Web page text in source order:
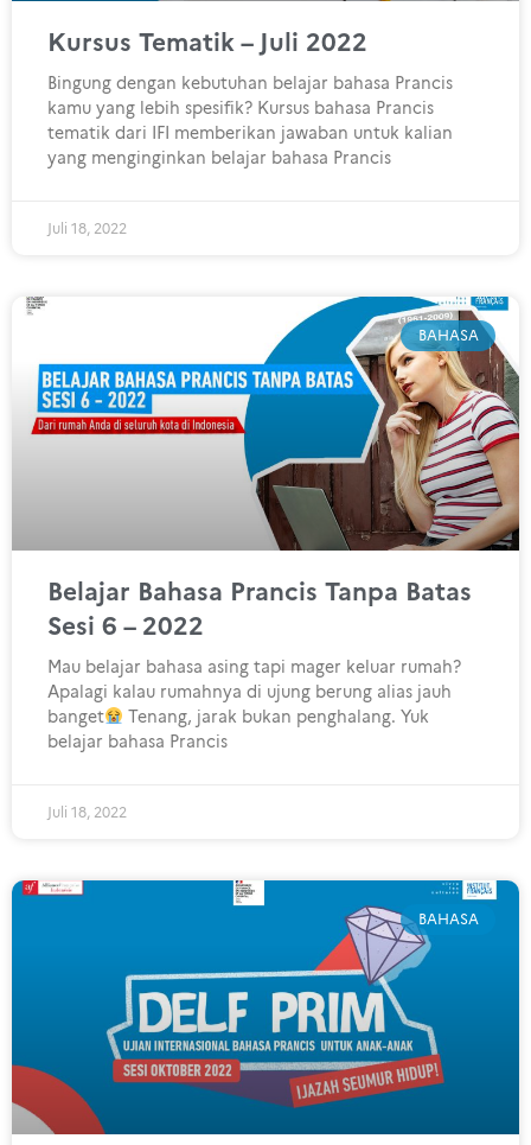
Kursus Tematik – Juli 2022
Bingung dengan kebutuhan belajar bahasa Prancis
kamu yang lebih spesifik? Kursus bahasa Prancis
tematik dari IFI memberikan jawaban untuk kalian
yang menginginkan belajar bahasa Prancis
Juli 18, 2022
BAHASA
Belajar Bahasa Prancis Tanpa Batas
Sesi 6 – 2022
Mau belajar bahasa asing tapi mager keluar rumah?
Apalagi kalau rumahnya di ujung berung alias jauh
banget
Tenang, jarak bukan penghalang. Yuk
belajar bahasa Prancis
Juli 18, 2022
BAHASA